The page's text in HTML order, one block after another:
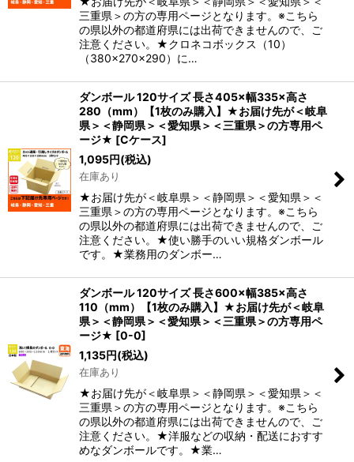
三重県＞の方の専用ページとなります。※こちら
の県以外の都道府県には出荷できませんので、ご
注意ください。★クロネコボックス（10）
（380×270×290）に…
ダンボール 120サイズ 長さ405×幅335×高さ
280（mm）【1枚のみ購入】★お届け先が＜岐阜
県＞＜静岡県＞＜愛知県＞＜三重県＞の方専用ペ
ージ★ [Cケース]
1,095円(税込)
在庫あり
★お届け先が＜岐阜県＞＜静岡県＞＜愛知県＞＜
三重県＞の方の専用ページとなります。※こちら
の県以外の都道府県には出荷できませんので、ご
注意ください。★使い勝手のいい規格ダンボール
です。★業務用のダンボー…
ダンボール 120サイズ 長さ600×幅385×高さ
110（mm）【1枚のみ購入】★お届け先が＜岐阜
県＞＜静岡県＞＜愛知県＞＜三重県＞の方専用ペ
ージ★ [0-0]
1,135円(税込)
在庫あり
★お届け先が＜岐阜県＞＜静岡県＞＜愛知県＞＜
三重県＞の方の専用ページとなります。※こちら
の県以外の都道府県には出荷できませんので、ご
注意ください。★洋服などの収納・配送におすす
めなダンボールです。★業…